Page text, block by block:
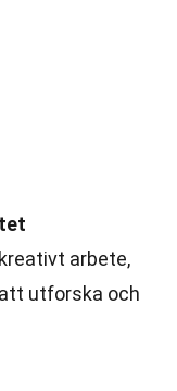
arbete,
utforska och